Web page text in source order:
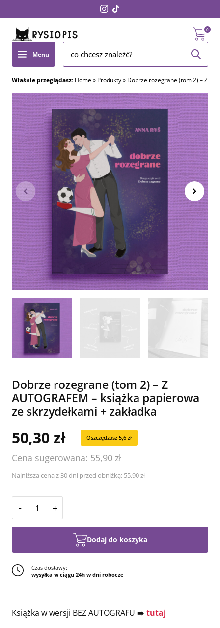
Menu
0
Właśnie przeglądasz: Home» Produkty» Dobrze rozegrane (tom 2) – Z
Dobrze rozegrane (tom 2) – Z
AUTOGRAFEM – książka papierowa
ze skrzydełkami + zakładka
50,30 zł
Cena sugerowana: 55,90 zł
Oszczędzasz 5,6 zł
Najniższa cena z 30 dni przed obniżką: 55,90 zł
- +
Dodaj do koszyka
Czas dostawy:
wysyłka w ciągu 24h w dni robocze
Książka w wersji BEZ AUTOGRAFU ➡️ tutaj